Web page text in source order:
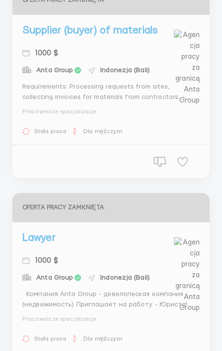
Supplier (buyer) of materials
1000 $
Anta Group Indonezja (Bali)
Requirements: Processing requests from sites,
collecting invoices for materials from contractors. -
Marketing of the construction market. -Conclusion of
Pracownicze specjalizacje
Stała praca Dla mężczyzn
OFERTA PRACY ZAMKNIĘTA
Lawyer
1000 $
Anta Group Indonezja (Bali)
(недвижимость) Приглашает на работу - Юриста!
украинского или русского языка и английского языка
Pracownicze specjalizacje
Stała praca Dla mężczyzn